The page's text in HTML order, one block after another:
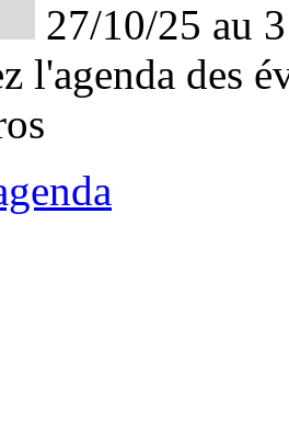
27/10/25 au
l'agenda des